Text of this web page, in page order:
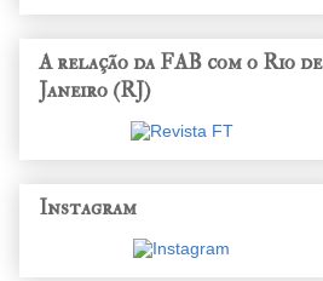
A relação da FAB com o Rio de
Janeiro (RJ)
Instagram